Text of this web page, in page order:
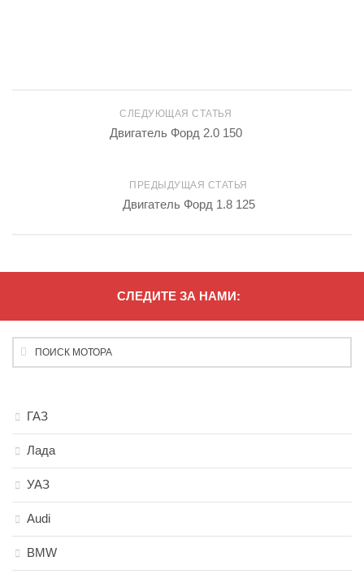
СЛЕДУЮЩАЯ СТАТЬЯ
Двигатель Форд 2.0 150
ПРЕДЫДУЩАЯ СТАТЬЯ
Двигатель Форд 1.8 125
СЛЕДИТЕ ЗА НАМИ:
ГАЗ
Лада
УАЗ
Audi
BMW